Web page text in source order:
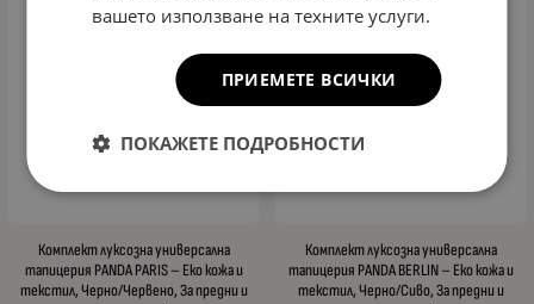
Комплект луксозна универсална
тапицерия PANDA PARIS – Еко кожа и
текстил, Черно/Червено, За предни и
Комплект луксозна универсална
тапицерия PANDA BERLIN – Еко кожа и
текстил, Черно/Сиво, За предни и
вашето използване на техните услуги.
ПРИЕМЕТЕ ВСИЧКИ
ПОКАЖЕТЕ ПОДРОБНОСТИ